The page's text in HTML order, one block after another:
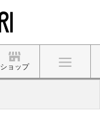
ショップ